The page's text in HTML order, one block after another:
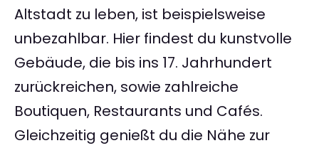
Altstadt zu leben, ist beispielsweise
unbezahlbar. Hier findest du kunstvolle
Gebäude, die bis ins 17. Jahrhundert
zurückreichen, sowie zahlreiche
Boutiquen, Restaurants und Cafés.
Gleichzeitig genießt du die Nähe zur